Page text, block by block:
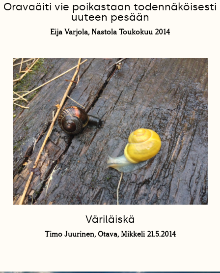
Oravaäiti vie poikastaan todennäköisesti
uuteen pesään
Eija Varjola, Nastola Toukokuu 2014
Väriläiskä
Timo Juurinen, Otava, Mikkeli 21.5.2014